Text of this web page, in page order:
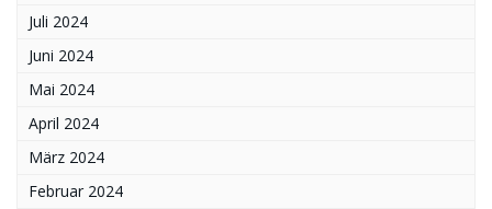
Juli 2024
Juni 2024
Mai 2024
April 2024
März 2024
Februar 2024